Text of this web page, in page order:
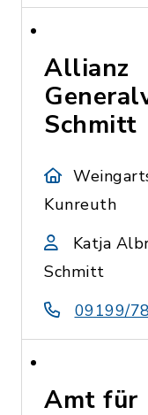
Allianz
Schmitt
Kunreuth
Katja
Schmitt
09199/
Amt für